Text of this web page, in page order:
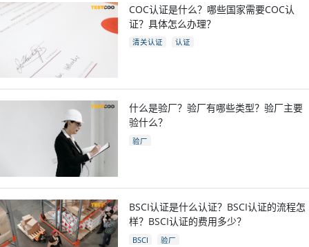
COC认证是什么？哪些国家需要COC认
证？具体怎么办理？
清关认证 认证
什么是验厂？验厂有哪些类型？验厂主要
验什么？
验厂
BSCI认证是什么认证？BSCI认证的流程怎
样？BSCI认证的费用多少？
BSCI 验厂